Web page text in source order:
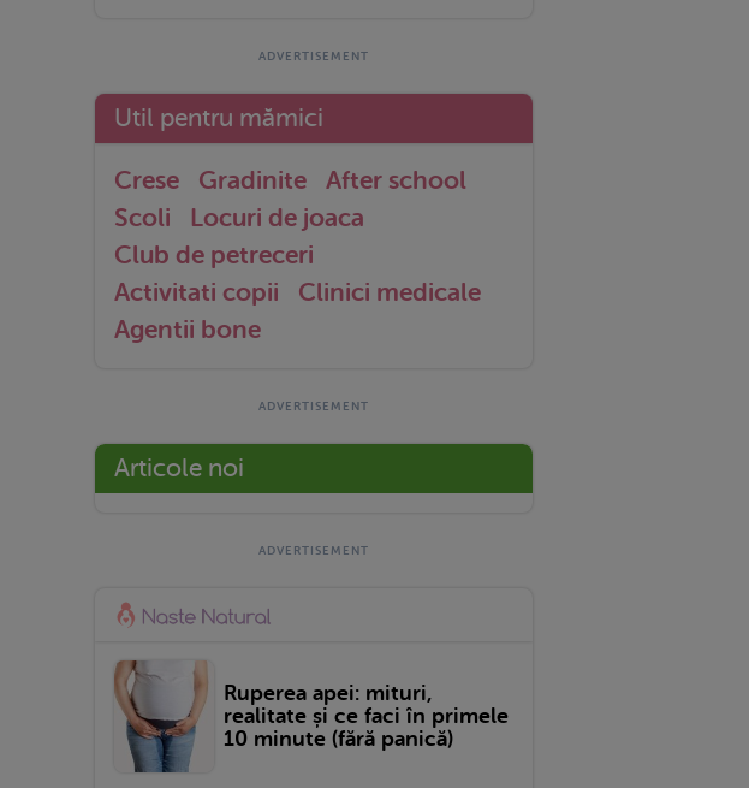
Util pentru mămici
Crese Gradinite
After school
Scoli
Locuri de joaca
Club de petreceri
Activitati copii
Clinici medicale
Agentii bone
Articole noi
Ruperea apei: mituri,
realitate și ce faci în primele
10 minute (fără panică)